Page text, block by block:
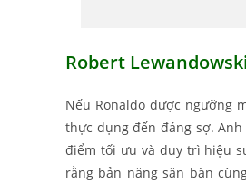
Robert
Nếu Ronaldo được ngưỡng
thực dụng đến đáng sợ.
điểm tối ưu và duy trì hiệu
rằng bản năng săn bàn